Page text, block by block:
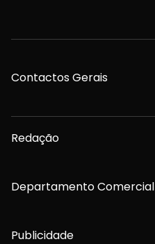
Contactos Gerais
Redação
Departamento Comercial
Publicidade